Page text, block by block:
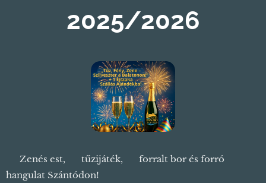
2025/2026
🎶 Zenés est, 🎇 tűzijáték, 🍷 forralt bor és forró
hangulat Szántódon!